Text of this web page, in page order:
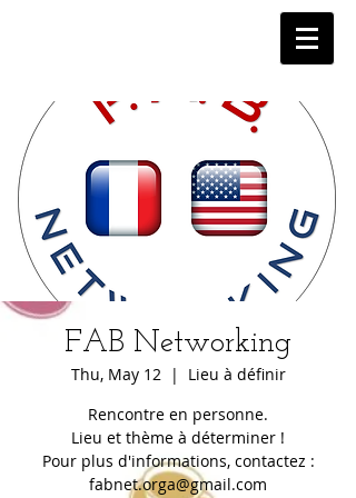
FAB Networking
Thu, May 12
  |
Lieu à définir
Rencontre en personne.
Lieu et thème à déterminer !
Pour plus d'informations, contactez :
fabnet.orga@gmail.com